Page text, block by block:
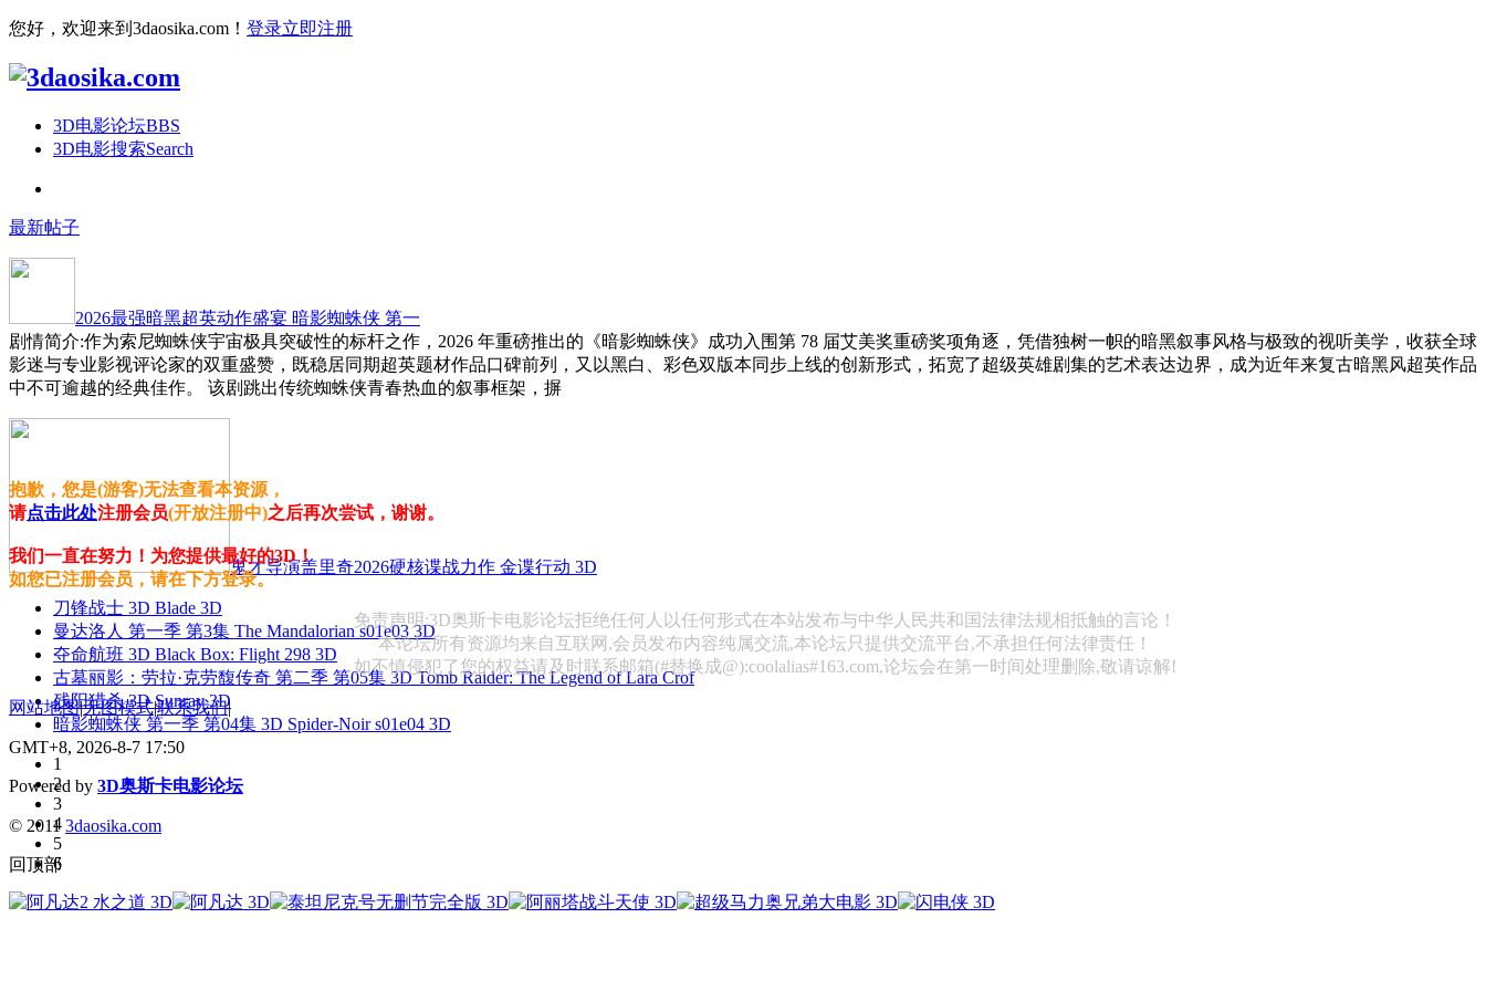
您好，欢迎来到3daosika.com！ 登录立即注册
3D电影论坛BBS
3D电影搜索Search
最新帖子
2026最强暗黑超英动作盛宴 暗影蜘蛛侠 第一
剧情简介:作为索尼蜘蛛侠宇宙极具突破性的标杆之作，2026 年重磅推出的《暗影蜘蛛侠》成功入围第 78 届艾美奖重磅奖项角逐，凭借独树一帜的暗黑叙事风格与极致的视听美学，收获全球
影迷与专业影视评论家的双重盛赞，既稳居同期超英题材作品口碑前列，又以黑白、彩色双版本同步上线的创新形式，拓宽了超级英雄剧集的艺术表达边界，成为近年来复古暗黑风超英作品
中不可逾越的经典佳作。 该剧跳出传统蜘蛛侠青春热血的叙事框架，摒
鬼才导演盖里奇2026硬核谍战力作 金谍行动 3D
刀锋战士 3D Blade 3D
曼达洛人 第一季 第3集 The Mandalorian s01e03 3D
夺命航班 3D Black Box: Flight 298 3D
古墓丽影：劳拉·克劳馥传奇 第二季 第05集 3D Tomb Raider: The Legend of Lara Crof
残阳猎杀 3D Sunray 3D
暗影蜘蛛侠 第一季 第04集 3D Spider-Noir s01e04 3D
1
2
3
4
5
6
抱歉，您是(游客)无法查看本资源，
请点击此处注册会员(开放注册中)之后再次尝试，谢谢。
我们一直在努力！为您提供最好的3D！
如您已注册会员，请在下方登录。
免责声明:3D奥斯卡电影论坛拒绝任何人以任何形式在本站发布与中华人民共和国法律法规相抵触的言论！
本论坛所有资源均来自互联网,会员发布内容纯属交流,本论坛只提供交流平台,不承担任何法律责任！
如不慎侵犯了您的权益请及时联系邮箱(#替换成@):coolalias#163.com,论坛会在第一时间处理删除,敬请谅解!
网站地图|无图模式|联系我们|
GMT+8, 2026-8-7 17:50
Powered by 3D奥斯卡电影论坛
© 20113daosika.com
回顶部